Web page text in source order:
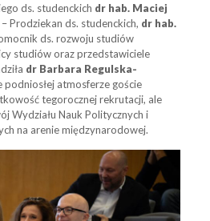
ds. studenckich dr hab. Maciej
– Prodziekan ds. studenckich, dr hab.
ds. rozwoju studiów
studiów oraz przedstawiciele
dr Barbara Regulska-
podniosłej atmosferze goście
tegorocznej rekrutacji, ale
Wydziału Nauk Politycznych i
na arenie międzynarodowej.